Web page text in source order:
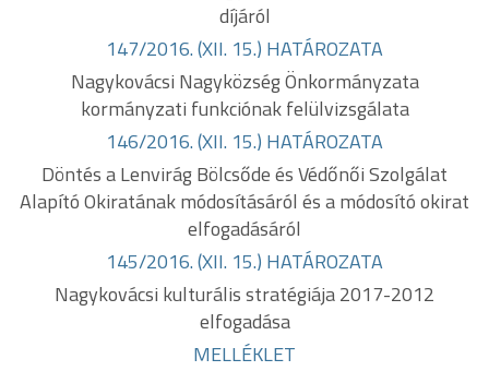
díjáról
147/2016. (XII. 15.) HATÁROZATA
Nagykovácsi Nagyközség Önkormányzata
kormányzati funkciónak felülvizsgálata
146/2016. (XII. 15.) HATÁROZATA
Döntés a Lenvirág Bölcsőde és Védőnői Szolgálat
Alapító Okiratának módosításáról és a módosító okirat
elfogadásáról
145/2016. (XII. 15.) HATÁROZATA
Nagykovácsi kulturális stratégiája 2017-2012
elfogadása
MELLÉKLET